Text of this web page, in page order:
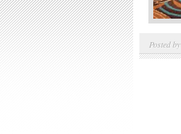
Posted by